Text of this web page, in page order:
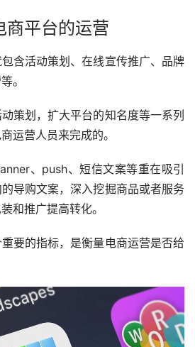
商平台的运营
含活动策划、在线宣传推广、品牌
。
策划，扩大平台的知名度等一系列
运营人员来完成的。
、push、短信文案等重在吸引
导购文案，深入挖掘商品或者服务
和推广提高转化。
要的指标，是衡量电商运营是否给